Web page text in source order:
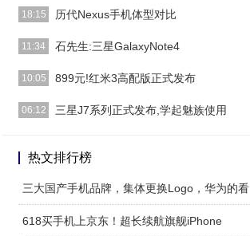
“你购买前生产主力买后爱奇艺视频”，一直是顾客选购平
18:15 历代Nexus手机体型对比
IT之家（www.ithome.com）：Nexus的发展：各代
11:34 石先生:三星GalaxyNote4
尽管 Apple iPhone 6 一出，没人还记得 Samsung
10:05 899元!红米3高配版正式发布
小米手机今日如期产生了新的“红米3指纹识别顶配版”，
06:12 三星J7系列正式发布,学起魅族使用
品外，近些年的C
热文排行榜
三大国产手机品牌，集体更换Logo，华为的看
618买手机上京东！超长续航旗舰iPhone